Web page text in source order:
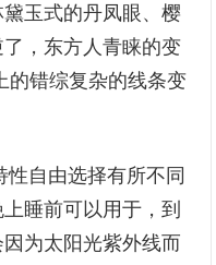
玉式的丹凤眼、樱
，东方人青睐的变
的错综复杂的线条变
自由选择有所不同
睡前可以用于，到
为太阳光紫外线而